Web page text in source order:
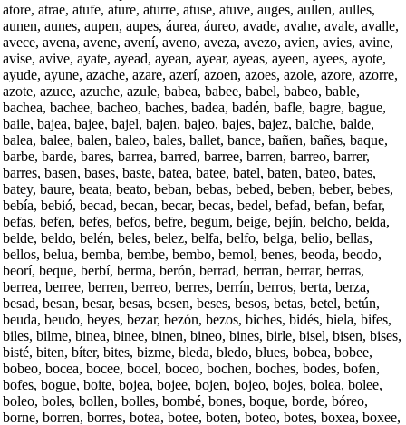
atore, atrae, atufe, ature, aturre, atuse, atuve, auges, aullen, aulles,
aunen, aunes, aupen, aupes, áurea, áureo, avade, avahe, avale, avalle,
avece, avena, avene, avení, aveno, aveza, avezo, avien, avies, avine,
avise, avive, ayate, ayead, ayean, ayear, ayeas, ayeen, ayees, ayote,
ayude, ayune, azache, azare, azerí, azoen, azoes, azole, azore, azorre,
azote, azuce, azuche, azule, babea, babee, babel, babeo, bable,
bachea, bachee, bacheo, baches, badea, badén, bafle, bagre, bague,
baile, bajea, bajee, bajel, bajen, bajeo, bajes, bajez, balche, balde,
balea, balee, balen, baleo, bales, ballet, bance, bañen, bañes, baque,
barbe, barde, bares, barrea, barred, barree, barren, barreo, barrer,
barres, basen, bases, baste, batea, batee, batel, baten, bateo, bates,
batey, baure, beata, beato, beban, bebas, bebed, beben, beber, bebes,
bebía, bebió, becad, becan, becar, becas, bedel, befad, befan, befar,
befas, befen, befes, befos, befre, begum, beige, bejín, belcho, belda,
belde, beldo, belén, beles, belez, belfa, belfo, belga, belio, bellas,
bellos, belua, bemba, bembe, bembo, bemol, benes, beoda, beodo,
beorí, beque, berbí, berma, berón, berrad, berran, berrar, berras,
berrea, berree, berren, berreo, berres, berrín, berros, berta, berza,
besad, besan, besar, besas, besen, beses, besos, betas, betel, betún,
beuda, beudo, beyes, bezar, bezón, bezos, biches, bidés, biela, bifes,
biles, bilme, binea, binee, binen, bineo, bines, birle, bisel, bisen, bises,
bisté, biten, bíter, bites, bizme, bleda, bledo, blues, bobea, bobee,
bobeo, bocea, bocee, bocel, boceo, bochen, boches, bodes, bofen,
bofes, bogue, boite, bojea, bojee, bojen, bojeo, bojes, bolea, bolee,
boleo, boles, bollen, bolles, bombé, bones, boque, borde, bóreo,
borne, borren, borres, botea, botee, boten, boteo, botes, boxea, boxee,